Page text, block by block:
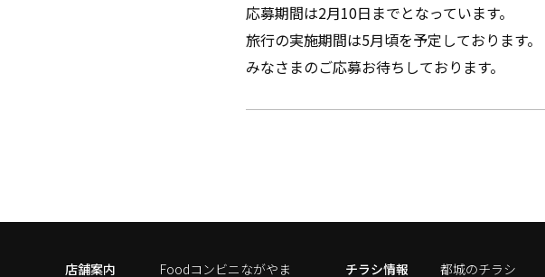
応募期間は2月10日までとなっています。
旅行の実施期間は5月頃を予定しております。
みなさまのご応募お待ちしております。
店舗案内 Foodコンビニながやま チラシ情報 都城のチラシ